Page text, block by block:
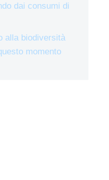
dai consumi di
alla biodiversità
momento